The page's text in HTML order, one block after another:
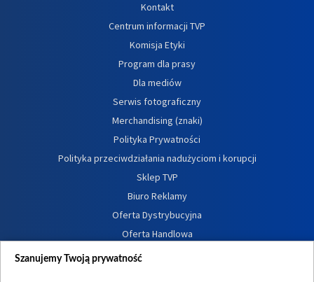
Kontakt
Centrum informacji TVP
Komisja Etyki
Program dla prasy
Dla mediów
Serwis fotograficzny
Merchandising (znaki)
Polityka Prywatności
Polityka przeciwdziałania nadużyciom i korupcji
Sklep TVP
Biuro Reklamy
Oferta Dystrybucyjna
Oferta Handlowa
Dostępność
Szanujemy Twoją prywatność